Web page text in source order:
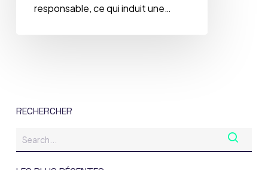
responsable, ce qui induit une…
RECHERCHER